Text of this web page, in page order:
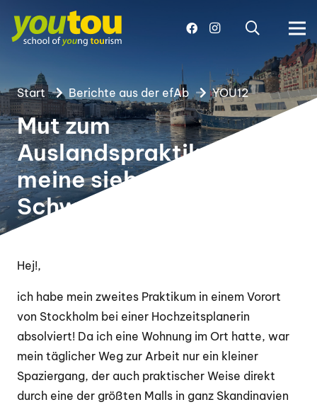
Start Berichte aus der efAb YOU12
Mut zum
Auslandspraktikum –
meine sieben Wochen in
Schweden
Hej!,
ich habe mein zweites Praktikum in einem Vorort
von Stockholm bei einer Hochzeitsplanerin
absolviert! Da ich eine Wohnung im Ort hatte, war
mein täglicher Weg zur Arbeit nur ein kleiner
Spaziergang, der auch praktischer Weise direkt
durch eine der größten Malls in ganz Skandinavien